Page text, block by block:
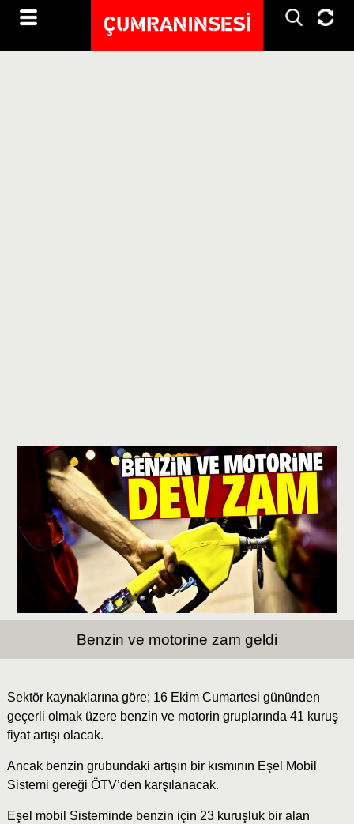
Benzin ve motorine zam geldi
Sektör kaynaklarına göre; 16 Ekim Cumartesi gününden
geçerli olmak üzere benzin ve motorin gruplarında 41 kuruş
fiyat artışı olacak.
Ancak benzin grubundaki artışın bir kısmının Eşel Mobil
Sistemi gereği ÖTV’den karşılanacak.
Eşel mobil Sisteminde benzin için 23 kuruşluk bir alan